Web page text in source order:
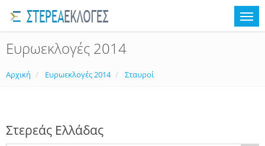
Ευρωεκλογές 2014
Αρχική Ευρωεκλογές 2014 Σταυροί
Στερεάς Ελλάδας